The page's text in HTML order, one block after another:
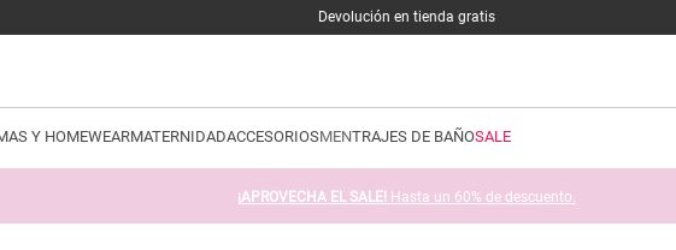
Devolución en tienda gratis
Y HOMEWEARMATERNIDADACCESORIOSMENTRAJES DE BAÑOSALE
¡APROVECHA EL SALE! Hasta un 60% de descuento.